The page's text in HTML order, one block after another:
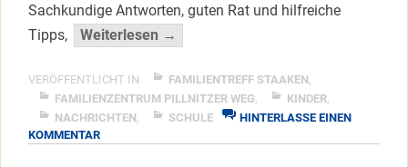
Sachkundige Antworten, guten Rat und hilfreiche
Tipps,
Weiterlesen →
Kita
–
Grundschule”
</span
VERÖFFENTLICHT IN FAMILIENTREFF STAAKEN
FAMILIENZENTRUM PILLNITZER WEG
KINDER
NACHRICHTEN
SCHULE
HINTERLASSE EINEN
KOMMENTARZU